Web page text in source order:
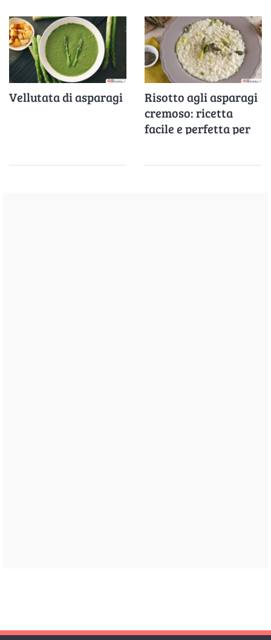
Vellutata di asparagi
Risotto agli asparagi
cremoso: ricetta
facile e perfetta per